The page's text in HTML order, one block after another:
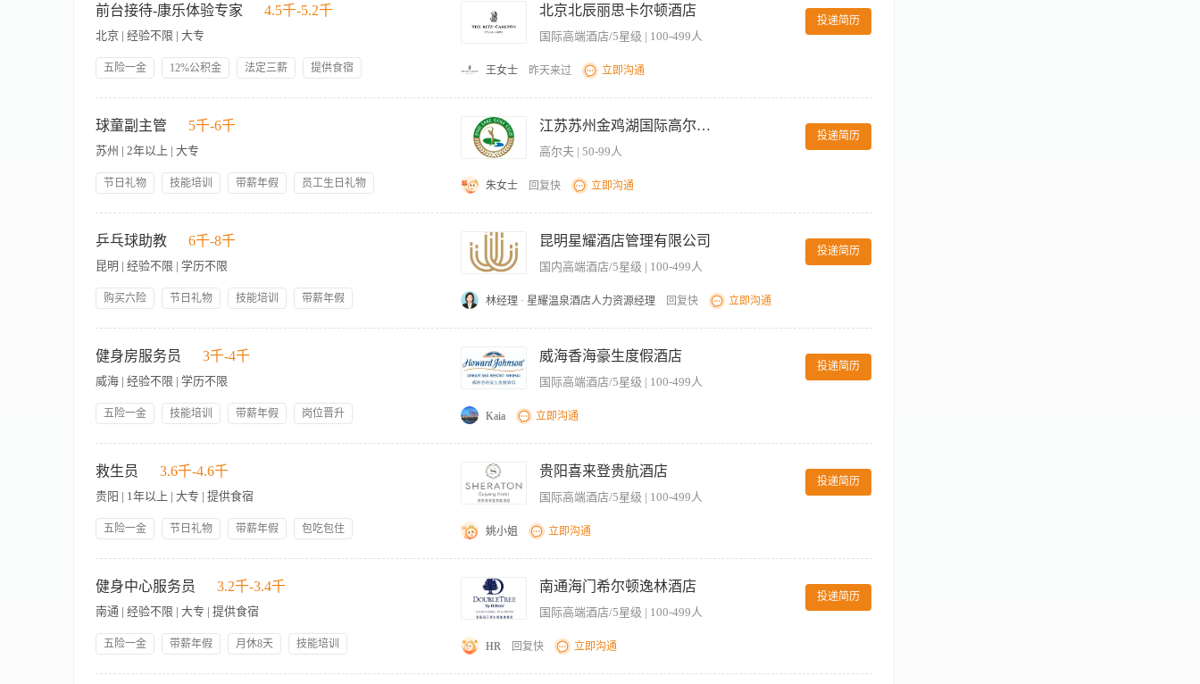
推广水疗和健身中心的会员； 3. Promote and up-sell products and service. 销售和促销酒店的产品和服务； 4. Follow hotel house finance policies strictly. 严格遵守酒店的财务
制度； 5. Follow the fire safety rules and regulation strictly. 严格遵守消防安全制度； 6. Support all the policies and procedures from hotel. 支持酒店的各项政策和程序；
前台接待-康乐体验专家 4.5千-5.2千
北京 | 经验不限 | 大专
五险一金 12%公积金 法定三薪
提供食宿
北京北辰丽思卡尔顿酒店
国际高端酒店/5星级 | 100-499人
投递简历
王女士 昨天来过 立即沟通
3、负责做好各类健身设施设备的检查、保养、报修工作，正确使用健身设施设备，确保完好有效。 4、严格执行健身服务各项规定，做好健身活动的安全防范工作，
确保宾客安全。 5、热情快捷地为宾客提供饮料服务时，并认真做好饮料记帐工作。 6、及时做好预订记录，保证工作无差错。 【岗位要求】 1、大专以上学历，1年
以上同类型工作经验。 2、熟悉健身服务和健身器材的使用，保养知识，了解卫生保健知识。 3、熟悉健身房的基本知识和服务技能。 4、能按服务工作规范和质量标
准独立进行工作。
球童副主管 5千-6千
苏州 | 2年以上 | 大专
节日礼物 技能培训 带薪年假
员工生日礼物
江苏苏州金鸡湖国际高尔夫俱乐部
高尔夫 | 50-99人
投递简历
朱女士 回复快 立即沟通
况，保持球童休息室及待命室的环境整洁、干净； 4、时常加强及巩固球童的专业知识，检查球童的场上服务情况和平时的言行举止等表现并做好记录； 5、加强球童
的场上安全意识，保证自身及客人的安全； 6、定期举行球童会议，总结近期的工作情况，针对出现的问题商讨解决方法； 7、合理安排球道维护或培训，并认真做好
记录。 【岗位要求】 1、男女不限； 2、大专或以上学历； 3、有一定英文口语基础者优先； 4、具有2年以上高尔夫工作经验； 5、2年以上同岗位相关工作经验；
6、懂高尔夫规则，并有一定球技基础； 7、有一定的综合管理能力和组织协调能力。
乒乓球助教 6千-8千
昆明 | 经验不限 | 学历不限
购买六险 节日礼物 技能培训
带薪年假
昆明星耀酒店管理有限公司
国内高端酒店/5星级 | 100-499人
投递简历
林经理 · 星耀温泉酒店人力资源经理 回复快 立即沟通
求： 1、具有较高的乒乓球技术，且在实践中不断学习和提升 2、具备良好的沟通技巧，能够有效地与陪练对象交流
健身房服务员 3千-4千
威海 | 经验不限 | 学历不限
五险一金 技能培训 带薪年假
岗位晋升
威海香海豪生度假酒店
国际高端酒店/5星级 | 100-499人
投递简历
Kaia 立即沟通
3、负责做好各类健身设施设备的检查、保养、报修工作，正确使用健身设施设备，确保完好有效。 4、严格执行健身服务各项规定，做好健身活动的安全防范工作，
确保宾客安全。 5、热情快捷地为宾客提供饮料服务时，并认真做好饮料记帐工作。 6、及时做好预订记录，保证工作无差错。 【岗位要求】 1、学历不限。 2、熟悉
健身服务和健身器材的使用，保养知识，了解卫生保健知识。 3、熟悉健身房的基本知识和服务技能。 4、能按服务工作规范和质量标准独立进行工作。
救生员 3.6千-4.6千
贵阳 | 1年以上 | 大专 | 提供食宿
五险一金 节日礼物 带薪年假
包吃包住
贵阳喜来登贵航酒店
国际高端酒店/5星级 | 100-499人
投递简历
姚小姐 立即沟通
引导游泳者,时刻保持专业，遵守泳池的规章制度，及时报告工作情况。
健身中心服务员 3.2千-3.4千
南通 | 经验不限 | 大专 | 提供食宿
五险一金 带薪年假 月休8天
技能培训
南通海门希尔顿逸林酒店
国际高端酒店/5星级 | 100-499人
投递简历
HR 回复快 立即沟通